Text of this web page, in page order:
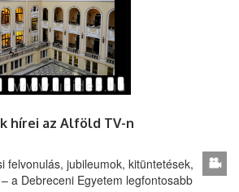
hírei az Alföld TV-n
felvonulás, jubileumok, kitüntetések,
a Debreceni Egyetem legfontosabb